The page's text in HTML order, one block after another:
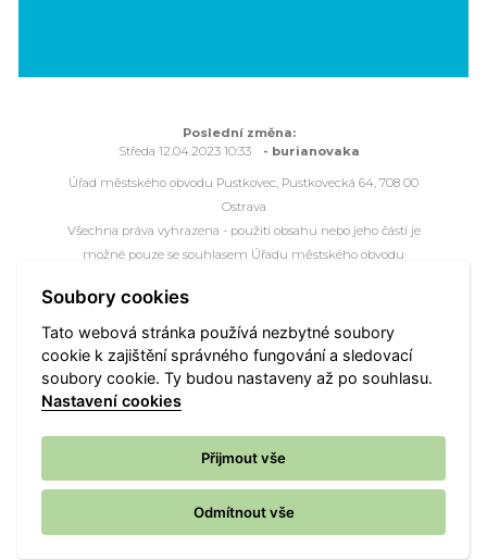
Poslední změna:
Středa 12.04.2023 10:33
- burianovaka
Úřad městského obvodu Pustkovec, Pustkovecká 64, 708 00
Ostrava
Všechna práva vyhrazena - použití obsahu nebo jeho částí je
možné pouze se souhlasem Úřadu městského obvodu
Webové stránky jsou ve správě společnosti
Mapa portálu Přístupnost Kontakt Webmaster
Vyhledat Nastavení cookies
Soubory cookies
Tato webová stránka používá nezbytné soubory
cookie k zajištění správného fungování a sledovací
soubory cookie. Ty budou nastaveny až po souhlasu.
Nastavení cookies
Přijmout vše
Odmítnout vše